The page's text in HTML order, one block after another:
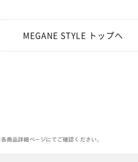
MEGANE STYLE トップへ
商品詳細ページにてご確認ください。